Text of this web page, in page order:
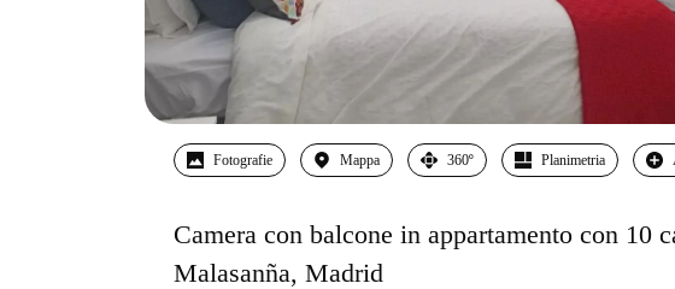
Fotografie Mappa 360º Planimetria
Camera con balcone in appartamento con 10
Malasanña, Madrid